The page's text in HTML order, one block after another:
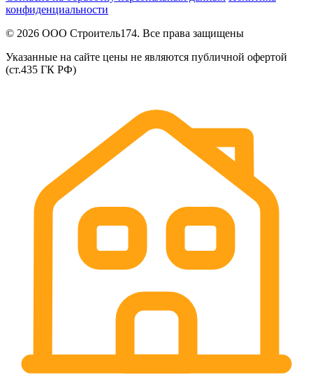
конфиденциальности
© 2026 ООО Строитель174. Все права защищены
Указанные на сайте цены не являются публичной офертой
(ст.435 ГК РФ)